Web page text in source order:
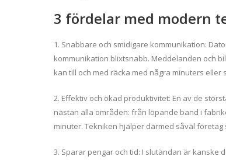
3 fördelar med modern
1. Snabbare och smidigare kommunikation:
kommunikation blixtsnabb. Meddelanden och
kan till och med räcka med några minuters
2. Effektiv och ökad produktivitet: En av de
nästan alla områden: från löpande band i
minuter. Tekniken hjälper därmed såväl
3. Sparar pengar och tid: I slutändan är